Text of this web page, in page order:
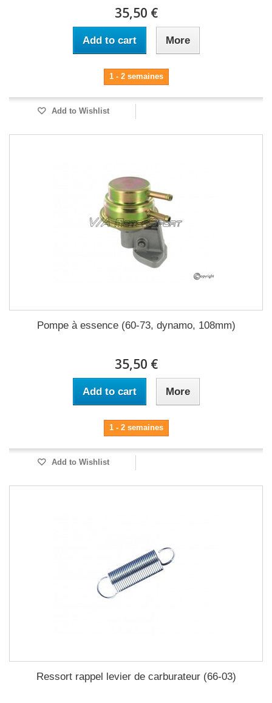
35,50 €
Add to cart More
1 - 2 semaines
Add to Wishlist
Pompe à essence (60-73, dynamo, 108mm)
35,50 €
Add to cart More
1 - 2 semaines
Add to Wishlist
Ressort rappel levier de carburateur (66-03)